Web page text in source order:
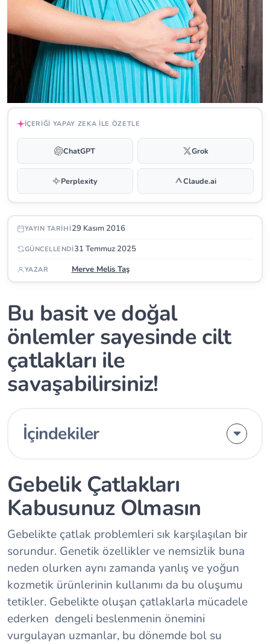
İÇERIĞI YAPAY ZEKA ILE ÖZETLE
ChatGPT Grok
Perplexity Claude.ai
YAYIN TARIHI29 Kasım 2016
GÜNCELLENDI31 Temmuz 2025
YAZAR Merve Melis Taş
Bu basit ve doğal
önlemler sayesinde cilt
çatlakları ile
savaşabilirsiniz!
İçindekiler
Gebelik Çatlakları
Kabusunuz Olmasın
Gebelikte çatlak problemleri sık karşılaşılan bir
sorundur. Genetik özellikler ve nemsizlik buna
neden olurken aynı zamanda yanlış ve yoğun
kozmetik ürünlerinin kullanımı da bu oluşumu
tetikler. Gebelikte oluşan çatlaklarla mücadele
ederken dengeli beslenmenin önemini
vurgulayan uzmanlar, bu dönemde bol su